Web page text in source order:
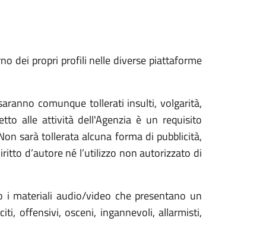
dei propri profili nelle diverse piattaforme
comunque tollerati insulti, volgarità,
alle attività dell'Agenzia è un requisito
sarà tollerata alcuna forma di pubblicità,
d’autore né l’utilizzo non autorizzato di
materiali audio/video che presentano un
offensivi, osceni, ingannevoli, allarmisti,